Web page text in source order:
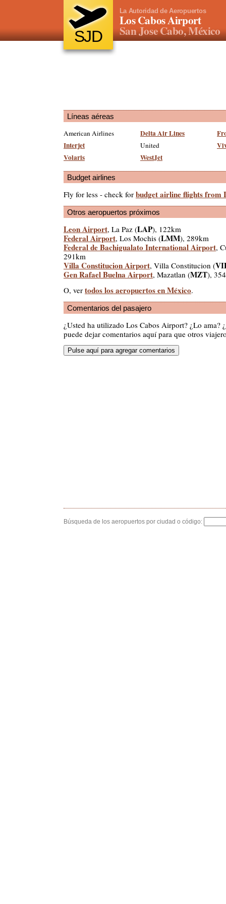
SJD
La Autoridad de Aeropuertos
Los Cabos Airport
San Jose Cabo, México
Líneas aéreas
American Airlines Delta Air Lines
Interjet
United
Volaris
WestJet
Budget airlines
Fly for less - check for budget airline flights from
Otros aeropuertos próximos
Leon Airport, La Paz (LAP), 122km
Federal Airport, Los Mochis (LMM), 289km
Federal de Bachigualato International Airport,
291km
Villa Constitucion Airport, Villa Constitucion (
Gen Rafael Buelna Airport, Mazatlan (MZT),
O, ver todos los aeropuertos en México.
Comentarios del pasajero
¿Usted ha utilizado Los Cabos Airport? ¿Lo ama?
puede dejar comentarios aquí para que otros
Búsqueda de los aeropuertos por ciudad o código: